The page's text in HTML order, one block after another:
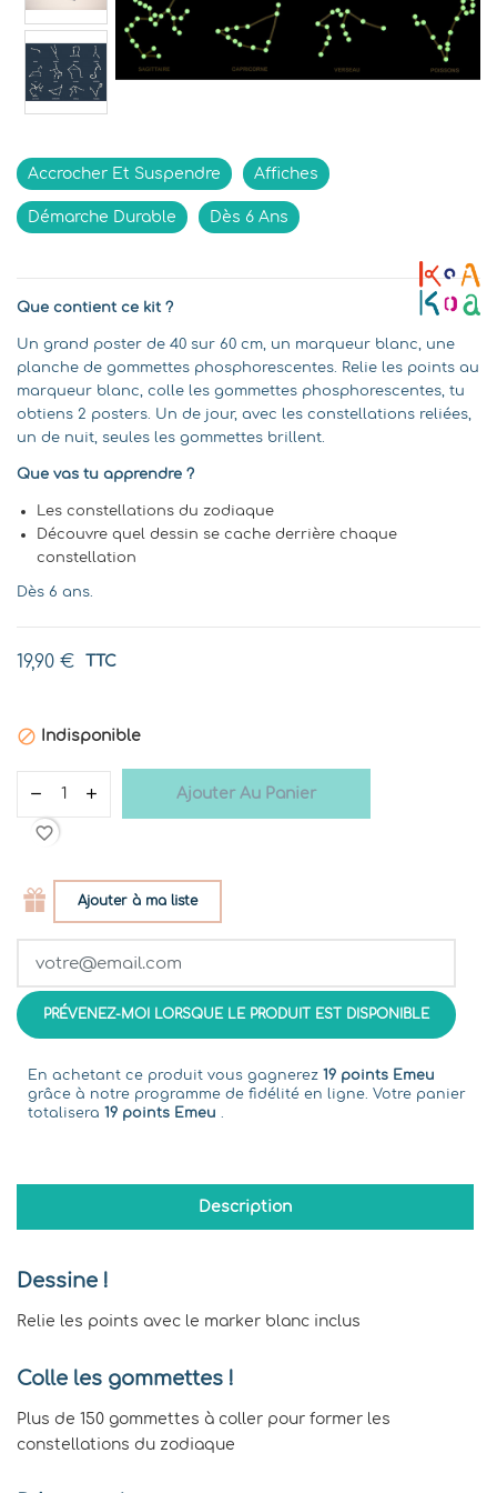
Accrocher Et Suspendre Affiches
Démarche Durable Dès 6 Ans
Que contient ce kit ?
Un grand poster de 40 sur 60 cm, un marqueur blanc, une
planche de gommettes phosphorescentes. Relie les points au
marqueur blanc, colle les gommettes phosphorescentes, tu
obtiens 2 posters. Un de jour, avec les constellations reliées,
un de nuit, seules les gommettes brillent.
Que vas tu apprendre ?
Les constellations du zodiaque
Découvre quel dessin se cache derrière chaque
constellation
Dès 6 ans.
19,90 € TTC
 Indisponible
Ajouter Au Panier
favorite_border
Ajouter à ma liste
PRÉVENEZ-MOI LORSQUE LE PRODUIT EST DISPONIBLE
En achetant ce produit vous gagnerez 19 points Emeu
grâce à notre programme de fidélité en ligne. Votre panier
totalisera 19 points Emeu .
Description
Dessine !
Relie les points avec le marker blanc inclus
Colle les gommettes !
Plus de 150 gommettes à coller pour former les
constellations du zodiaque